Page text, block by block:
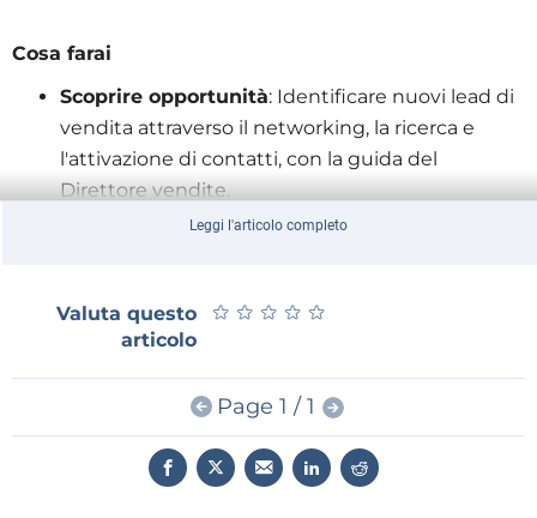
Cosa farai
Scoprire opportunità: Identificare nuovi lead di
vendita attraverso il networking, la ricerca e
l'attivazione di contatti, con la guida del
Direttore vendite.
Presentare le soluzioni: Presentare i prodotti e i
esigenze.
Negoziare e chiudere
negoziare i termini e finalizzare i contratti per
raggiungere gli obiettivi di vendita individuali e
di squadra, anche personalmente alle fiere.
Analizzare le tendenze : Monitorare le tendenze
Leggi l'articolo completo
Valuta questo
articolo
★ ★ ★ ★ ★
★ ★ ★ ★ ★
Page 1 / 1